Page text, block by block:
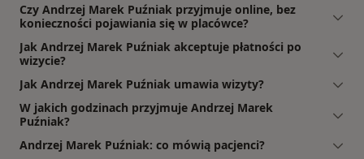
Czy Andrzej Marek Puźniak przyjmuje online, bez
konieczności pojawiania się w placówce?
Jak Andrzej Marek Puźniak akceptuje płatności po
wizycie?
Jak Andrzej Marek Puźniak umawia wizyty?
W jakich godzinach przyjmuje Andrzej Marek
Puźniak?
Andrzej Marek Puźniak: co mówią pacjenci?